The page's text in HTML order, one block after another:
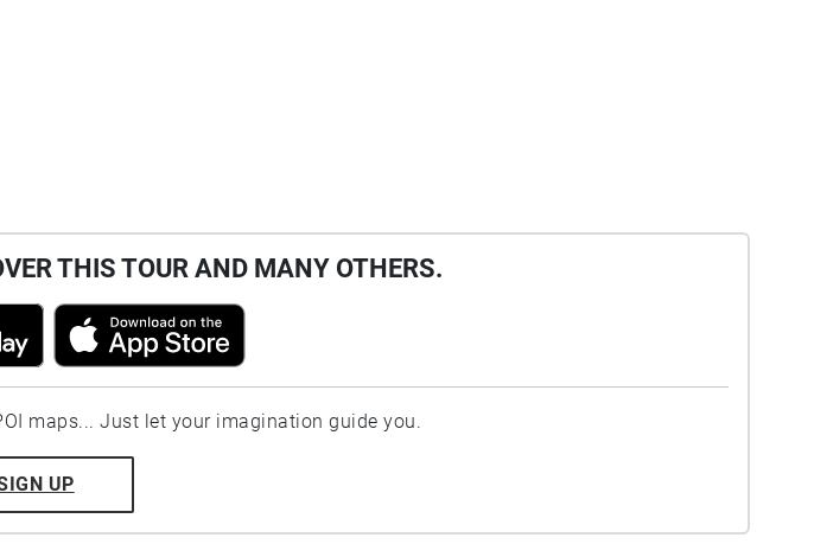
THIS TOUR AND MANY OTHERS.
maps... Just let your imagination guide you.
UP